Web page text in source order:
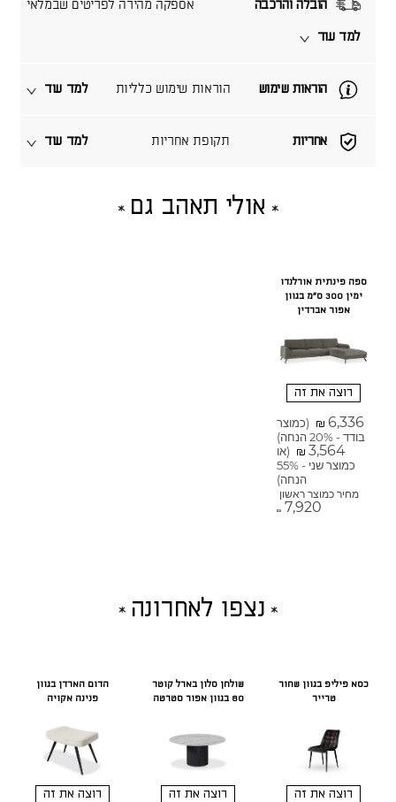
אחריות תקופת אחריות למד עוד
הוראות שימוש הוראות שימוש כלליות למד עוד
הובלה והרכבה אספקה מהירה לפריטים שבמלאי
למד עוד
אולי תאהב גם
ספה פינתית אורלנדו
ימין 300 ס"מ בגוון
אפור אברדין
רוצה את זה
₪ 6,336
(כמוצר
בודד - 20% הנחה)
₪ 3,564
(או
כמוצר שני - 55%
הנחה)
מחיר כמוצר ראשון
₪ 7,920
נצפו לאחרונה
כסא פיליפ בגוון שחור
טרייר
רוצה את זה
שולחן סלון בארל קוטר
80 בגוון אפור סטרטה
רוצה את זה
הדום הארדן בגוון
פנינה אקויה
רוצה את זה